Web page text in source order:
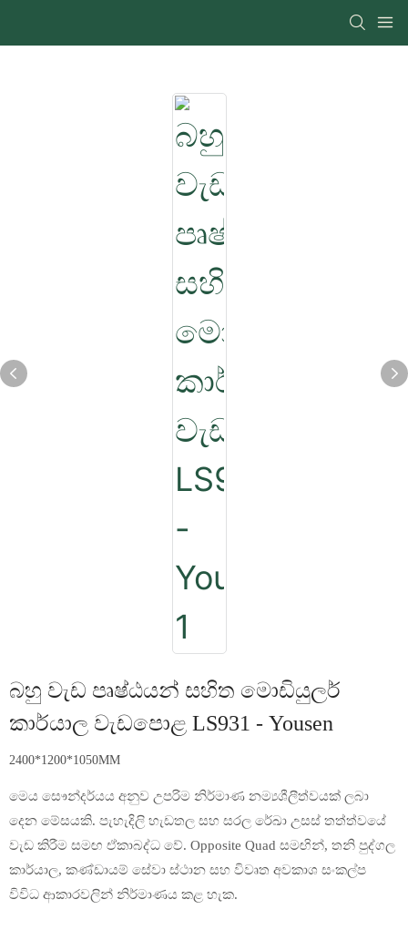
බහු වැඩ පෘෂ්ඨයන් සහිත මොඩියුලර්
කාර්යාල වැඩපොළ LS931 - Yousen
2400*1200*1050MM
මෙය සෞන්දර්යය අනුව උපරිම නිර්මාණ නම්‍යශීලීත්වයක් ලබා
දෙන මේසයකි. පැහැදිලි හැඩතල සහ සරල රේඛා උසස් තත්ත්වයේ
වැඩ කිරීම සමඟ ඒකාබද්ධ වේ. Opposite Quad සමඟින්, තනි පුද්ගල
කාර්යාල, කණ්ඩායම් සේවා ස්ථාන සහ විවෘත අවකාශ සංකල්ප
විවිධ ආකාරවලින් නිර්මාණය කළ හැක.